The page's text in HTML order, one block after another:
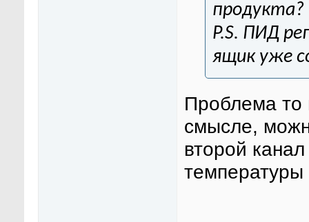
продукта?
P.S. ПИД
ящик уже
Проблема то
смысле,
второй